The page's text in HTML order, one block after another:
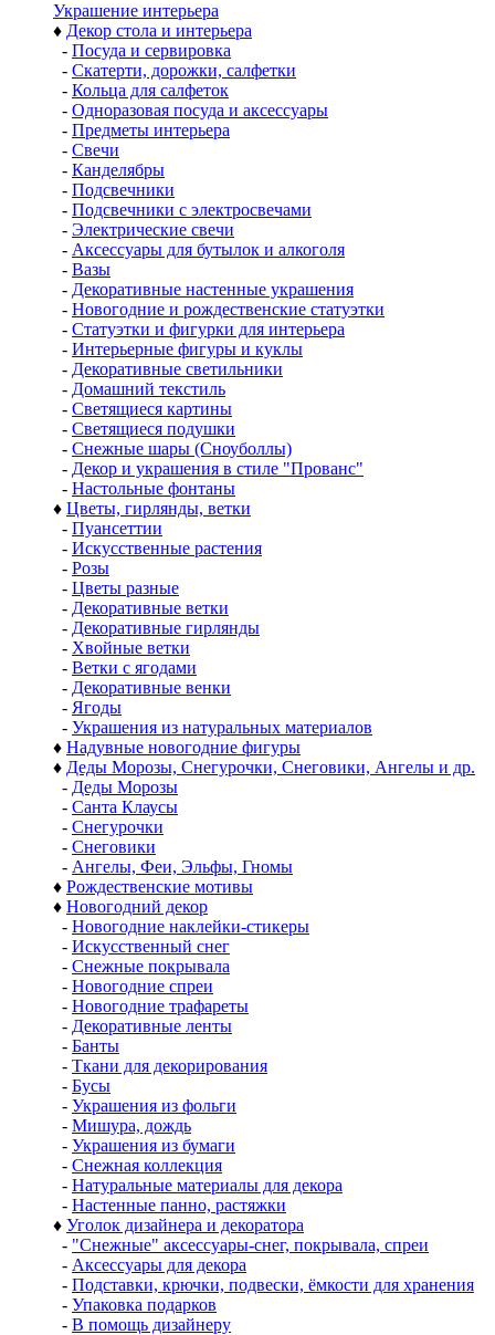
Украшение интерьера
♦ Декор стола и интерьера
- Посуда и сервировка
- Скатерти, дорожки, салфетки
- Кольца для салфеток
- Одноразовая посуда и аксессуары
- Предметы интерьера
- Свечи
- Канделябры
- Подсвечники
- Подсвечники с электросвечами
- Электрические свечи
- Аксессуары для бутылок и алкоголя
- Вазы
- Декоративные настенные украшения
- Новогодние и рождественские статуэтки
- Статуэтки и фигурки для интерьера
- Интерьерные фигуры и куклы
- Декоративные светильники
- Домашний текстиль
- Светящиеся картины
- Светящиеся подушки
- Снежные шары (Сноуболлы)
- Декор и украшения в стиле "Прованс"
- Настольные фонтаны
♦ Цветы, гирлянды, ветки
- Пуансеттии
- Искусственные растения
- Розы
- Цветы разные
- Декоративные ветки
- Декоративные гирлянды
- Хвойные ветки
- Ветки с ягодами
- Декоративные венки
- Ягоды
- Украшения из натуральных материалов
♦ Надувные новогодние фигуры
♦ Деды Морозы, Снегурочки, Снеговики, Ангелы и др.
- Деды Морозы
- Санта Клаусы
- Снегурочки
- Снеговики
- Ангелы, Феи, Эльфы, Гномы
♦ Рождественские мотивы
♦ Новогодний декор
- Новогодние наклейки-стикеры
- Искусственный снег
- Снежные покрывала
- Новогодние спреи
- Новогодние трафареты
- Декоративные ленты
- Банты
- Ткани для декорирования
- Бусы
- Украшения из фольги
- Мишура, дождь
- Украшения из бумаги
- Снежная коллекция
- Натуральные материалы для декора
- Настенные панно, растяжки
♦ Уголок дизайнера и декоратора
- "Снежные" аксессуары-снег, покрывала, спреи
- Аксессуары для декора
- Подставки, крючки, подвески, ёмкости для хранения
- Упаковка подарков
- В помощь дизайнеру